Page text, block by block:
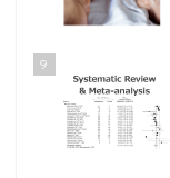
9